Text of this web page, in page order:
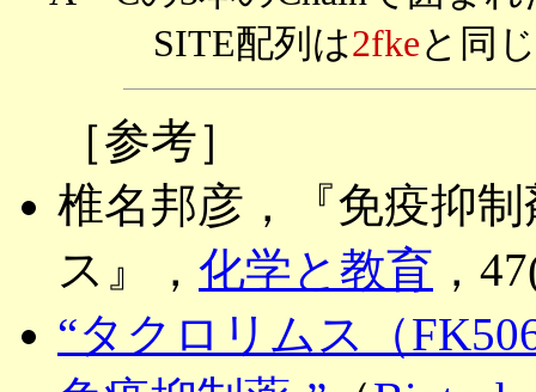
SITE配列は2fkeと同
［参考］
椎名邦彦，『免疫抑
ス』， 化学と教育 ，
“タクロリムス（